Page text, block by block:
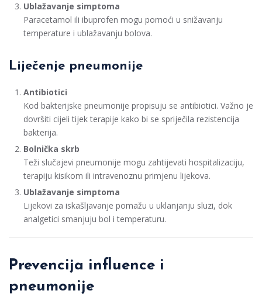
Ublažavanje simptoma
Paracetamol ili ibuprofen mogu pomoći u snižavanju
temperature i ublažavanju bolova.
Liječenje pneumonije
Antibiotici
Kod bakterijske pneumonije propisuju se antibiotici. Važno je
dovršiti cijeli tijek terapije kako bi se spriječila rezistencija
bakterija.
Bolnička skrb
Teži slučajevi pneumonije mogu zahtijevati hospitalizaciju,
terapiju kisikom ili intravenoznu primjenu lijekova.
Ublažavanje simptoma
Lijekovi za iskašljavanje pomažu u uklanjanju sluzi, dok
analgetici smanjuju bol i temperaturu.
Prevencija influence i
pneumonije